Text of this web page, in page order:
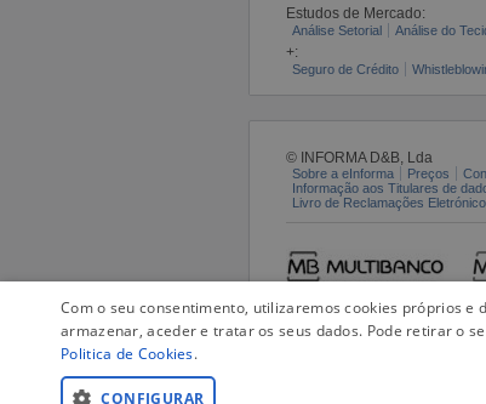
Estudos de Mercado:
Análise Setorial Análise do
+:
Seguro de Crédito
© INFORMA D&B, Lda
Sobre a eInforma Preços
Informação aos Titulares de
Livro de Reclamações Eletrónico
Com o seu consentimento, utilizaremos cookies próprios
armazenar, aceder e tratar os seus dados. Pode retirar o
Politica de Cookies.
CONFIGURAR